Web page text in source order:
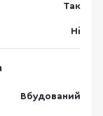
Так
Ні
Вбудований